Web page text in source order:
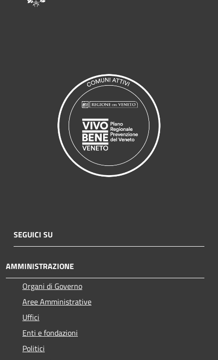
SEGUICI SU
AMMINISTRAZIONE
Organi di Governo
Aree Amministrative
Uffici
Enti e fondazioni
Politici